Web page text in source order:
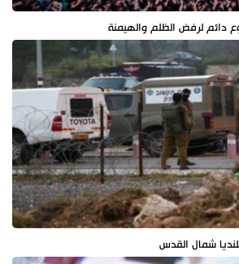
دائم لرفض الظلم والهيمنة
شمال القدس